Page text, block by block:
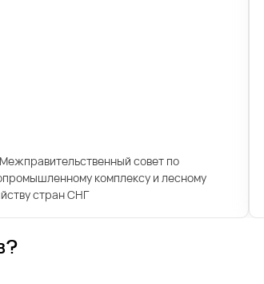
Межправительственный совет по
комплексу и лесному
стран СНГ